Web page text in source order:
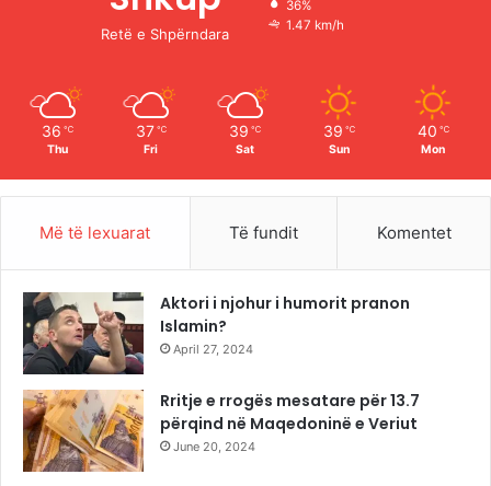
r
Retë e Shpërndara
36%
1.47 km/h
36 ℃
Thu
37 ℃
Fri
39 ℃
Sat
39 ℃
Sun
40 ℃
Mon
Më të lexuarat Të fundit Komentet
Aktori i njohur i humorit pranon
Islamin?
April 27, 2024
Rritje e rrogës mesatare për 13.7
përqind në Maqedoninë e Veriut
June 20, 2024